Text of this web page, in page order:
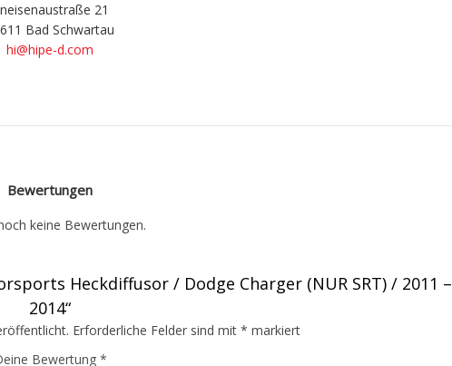
21
Bad Schwartau
hi@hipe-d.com
Bewertungen
keine Bewertungen.
Heckdiffusor / Dodge Charger (NUR SRT) / 2011 –
2014“
Erforderliche Felder sind mit * markiert
Bewertung *